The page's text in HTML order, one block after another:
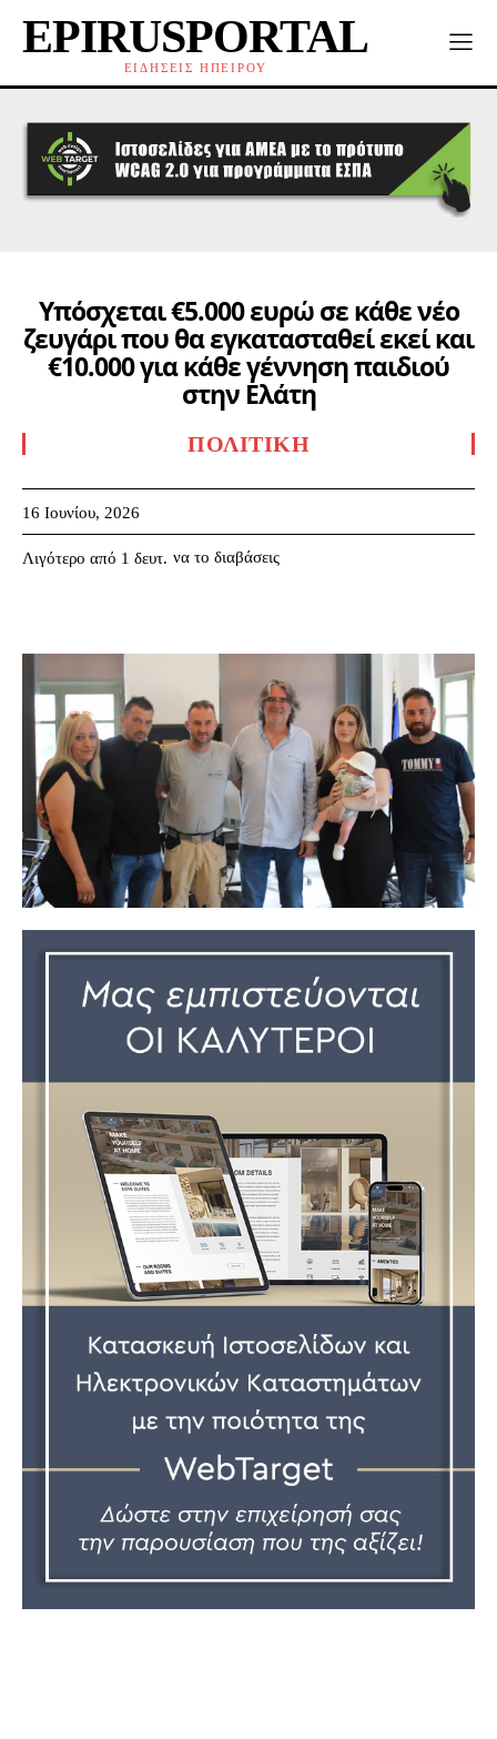
EPIRUSPORTAL
ΕΙΔΗΣΕΙΣ ΗΠΕΙΡΟΥ
Υπόσχεται €5.000 ευρώ σε κάθε νέο
ζευγάρι που θα εγκατασταθεί εκεί και
€10.000 για κάθε γέννηση παιδιού
στην Ελάτη
ΠΟΛΙΤΙΚΉ
16 Ιουνίου, 2026
Λιγότερο από 1 δευτ. να το διαβάσεις